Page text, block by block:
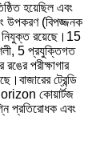
হয়েছিল এবং
উপকরণ (বিপজ্জনক
নিযুক্ত রয়েছে।15
5 প্রযুক্তিগত
রঙের পরীক্ষাগার
ট্রেন্ডি
কোয়ার্টজ
প্রতিরোধক এবং